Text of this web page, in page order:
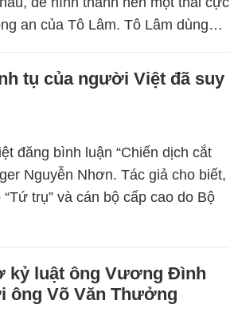
an của Tô Lâm. Tô Lâm dùng…
tụ của người Việt đã suy
đăng bình luận “Chiến dịch cắt
Nguyễn Nhơn. Tác giả cho biết,
trụ” và cán bộ cấp cao do Bộ
kỷ luật ông Vương Đình
ông Võ Văn Thưởng